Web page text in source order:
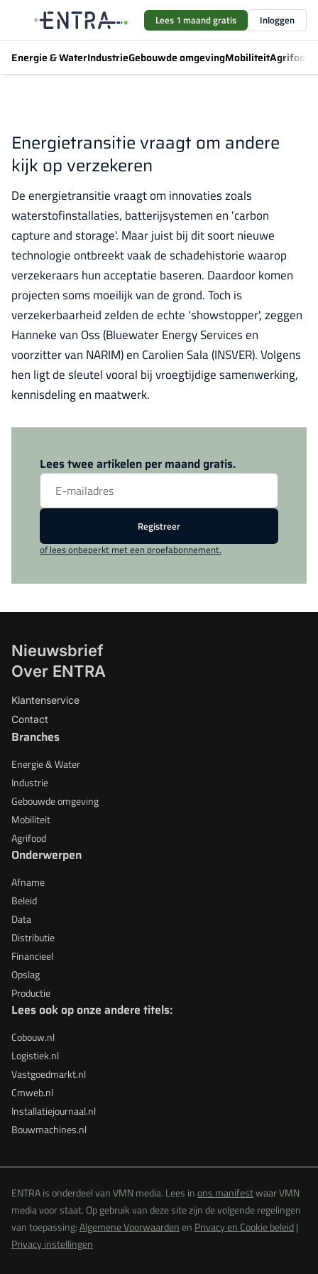
Lees 1 maand gratis Inloggen
Energie & WaterIndustrieGebouwde omgevingMobiliteitAgrifood
Energietransitie vraagt om andere
kijk op verzekeren
De energietransitie vraagt om innovaties zoals
waterstofinstallaties, batterijsystemen en 'carbon
capture and storage'. Maar juist bij dit soort nieuwe
technologie ontbreekt vaak de schadehistorie waarop
verzekeraars hun acceptatie baseren. Daardoor komen
projecten soms moeilijk van de grond. Toch is
verzekerbaarheid zelden de echte 'showstopper', zeggen
Hanneke van Oss (Bluewater Energy Services en
voorzitter van NARIM) en Carolien Sala (INSVER). Volgens
hen ligt de sleutel vooral bij vroegtijdige samenwerking,
kennisdeling en maatwerk.
Lees twee artikelen per maand gratis.
Registreer
of lees onbeperkt met een proefabonnement.
Nieuwsbrief
Over ENTRA
Klantenservice
Contact
Branches
Energie & Water
Industrie
Gebouwde omgeving
Mobiliteit
Agrifood
Onderwerpen
Afname
Beleid
Data
Distributie
Financieel
Opslag
Productie
Lees ook op onze andere titels:
Cobouw.nl
Logistiek.nl
Vastgoedmarkt.nl
Cmweb.nl
Installatiejournaal.nl
Bouwmachines.nl
ENTRA is onderdeel van VMN media. Lees inons manifestwaar VMN
media voor staat. Op gebruik van deze site zijn de volgende regelingen
van toepassing:Algemene Voorwaardenen Privacy en Cookie beleid|
Privacy instellingen